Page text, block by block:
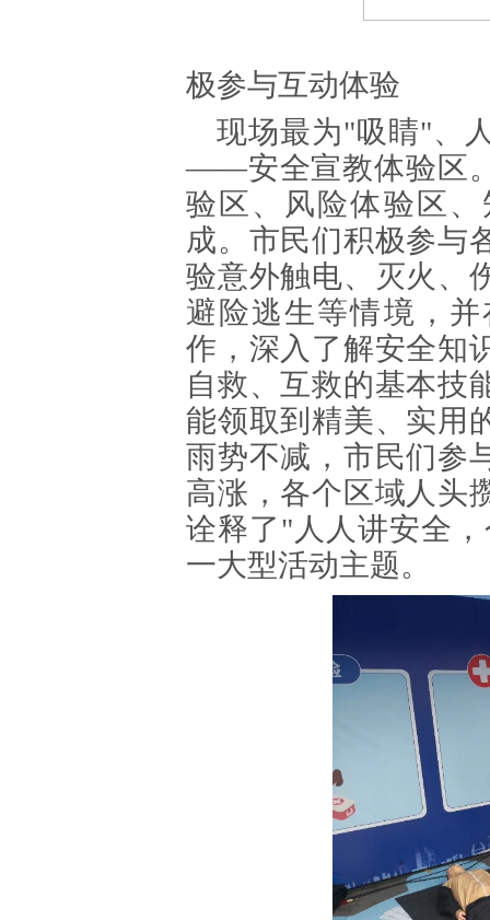
极参与互动体验
现场最为"吸睛"、
——安全宣教体验区
验区、风险体验区
成。市民们积极参与
验意外触电、灭火、
避险逃生等情境，
作，深入了解安全知
自救、互救的基本技
能领取到精美、实用
雨势不减，市民们参
高涨，各个区域人头
诠释了"人人讲安全
一大型活动主题。